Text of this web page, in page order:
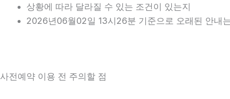
상황에 따라 달라질 수 있는 조건이 있는지
2026년06월02일 13시26분 기준으로 오래된 안내
사전예약 이용 전 주의할 점